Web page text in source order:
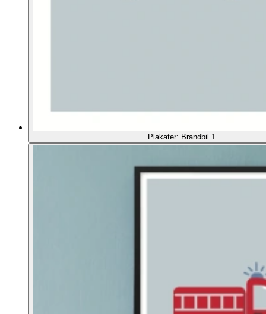
Plakater: Brandbil 1